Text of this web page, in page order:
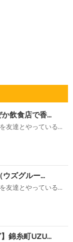
飲食店で香...
友達とやっている...
ウズグルー...
友達とやっている...
錦糸町UZU...